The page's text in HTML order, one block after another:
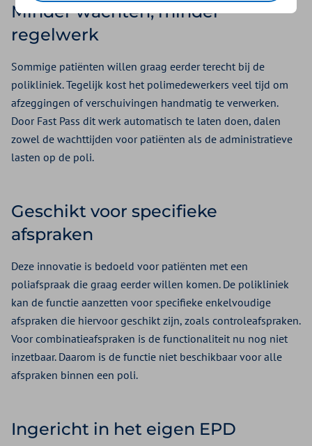
Minder wachten, minder
regelwerk
Sommige patiënten willen graag eerder terecht bij de
polikliniek. Tegelijk kost het polimedewerkers veel tijd om
afzeggingen of verschuivingen handmatig te verwerken.
Door Fast Pass dit werk automatisch te laten doen, dalen
zowel de wachttijden voor patiënten als de administratieve
lasten op de poli.
Geschikt voor specifieke
afspraken
Deze innovatie is bedoeld voor patiënten met een
poliafspraak die graag eerder willen komen. De polikliniek
kan de functie aanzetten voor specifieke enkelvoudige
afspraken die hiervoor geschikt zijn, zoals controleafspraken.
Voor combinatieafspraken is de functionaliteit nu nog niet
inzetbaar. Daarom is de functie niet beschikbaar voor alle
afspraken binnen een poli.
Ingericht in het eigen EPD